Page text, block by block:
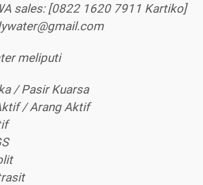
sales: [0822 1620 7911 Kartiko]
meliputi
/ Pasir Kuarsa
/ Arang Aktif